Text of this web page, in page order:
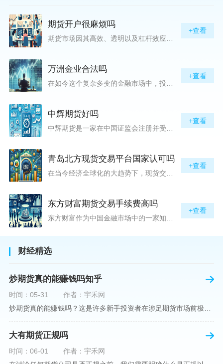
期货开户很麻烦吗
+查看
万洲金业合法吗
+查看
中辉期货好吗
+查看
青岛北方现货交易平台国家认可吗
在当今经济全球化的大趋势下，现货交易市场作为资本流动的重要平台，正吸引着世界各地的目光。中国，作为全球第二大经济体，其金融市场的发展和监管逐渐受到各界的重视。在众多现货交易平台中，青岛北方现货交易平台（下简称“北方平台”）究竟是否得到了国家的认可和监管，是许多投资者和市场参与者关心的问题。本文旨在深入探讨北方平台的性质、运营情况及其是否获得国家认可等方面的信息。北方平台成立于某年，位于中国山东省青岛市，旨在为企业和个人提供一套完善的物质现货交易服务。平台运用现代信息技术，建立
+查看
东方财富期货交易手续费高吗
东方财富作为中国金融市场中的一家知名综合金融服务公司，向广大投资者提供了包括期货交易在内的多项服务。而对于广大期货市场的投资者来说，交易成本无疑是他们在选择期货交易服务商时考虑的重要因素之一。在这期货交易手续费是影响交易成本的主要组成部分。很多投资者都十分关注“东方财富期货交易手续费高吗？”这一问题。本文将从多个角度对东方财富期货交易手续费进行分析，帮助投资者对此有一个全面的了解。在深入讨论之前，我们需要明确一个事实：期货交易手续费是指投资者在进行期货合约买卖时，需要支付给期
+查看
财经精选
炒期货真的能赚钱吗知乎
时间：05-31
作者：宇禾网
大有期货正规吗
时间：06-01
作者：宇禾网